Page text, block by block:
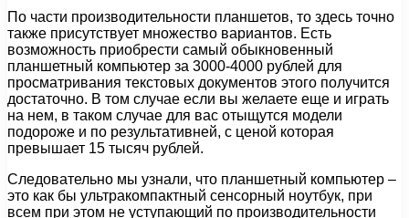
По части производительности планшетов, то здесь точно
также присутствует множество вариантов. Есть
возможность приобрести самый обыкновенный
планшетный компьютер за 3000-4000 рублей для
просматривания текстовых документов этого получится
достаточно. В том случае если вы желаете еще и играть
на нем, в таком случае для вас отыщутся модели
подороже и по результативней, с ценой которая
превышает 15 тысяч рублей.
Следовательно мы узнали, что планшетный компьютер –
это как бы ультракомпактный сенсорный ноутбук, при
всем при этом не уступающий по производительности